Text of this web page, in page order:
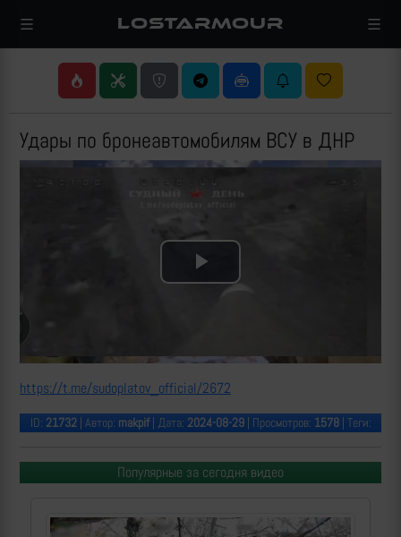
LOSTARMOUR
Удары по бронеавтомобилям ВСУ в ДНР
Play
https://t.me/sudoplatov_official/2672
ID: 21732| Автор: makpif| Дата: 2024-08-29| Просмотров: 1578| Теги:
Популярные за сегодня видео